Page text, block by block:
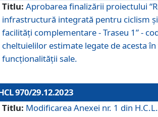
Titlu: Aprobarea finalizării proiectului
infrastructură integrată pentru ciclism
facilităţi complementare - Traseu 1” -
cheltuielilor estimate legate de acesta
funcționalității sale.
970/29.12.2023
Titlu: Modificarea Anexei nr. 1 din